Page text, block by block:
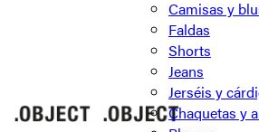
Camisas y
Faldas
Shorts
Jeans
Jerséis y
Chaquetas y